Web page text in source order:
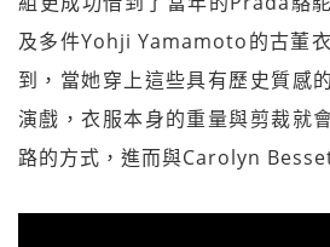
及多件Yohji Yamamoto的古董
到，當她穿上這些具有歷史質感
演戲，衣服本身的重量與剪裁就
路的方式，進而與Carolyn